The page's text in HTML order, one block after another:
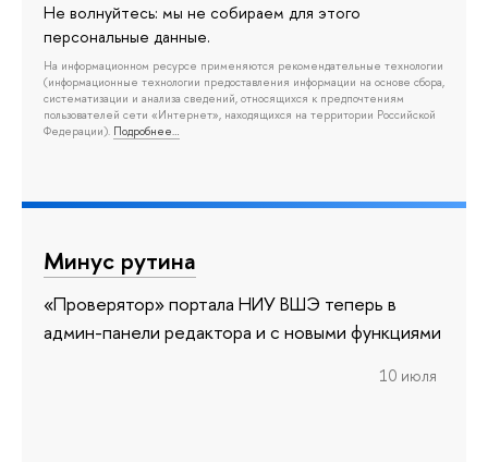
Не волнуйтесь: мы не собираем для этого
персональные данные.
На информационном ресурсе применяются рекомендательные технологии
(информационные технологии предоставления информации на основе сбора,
систематизации и анализа сведений, относящихся к предпочтениям
пользователей сети «Интернет», находящихся на территории Российской
Федерации). Подробнее…
Минус рутина
«Проверятор» портала НИУ ВШЭ теперь в
админ-панели редактора и с новыми функциями
10 июля